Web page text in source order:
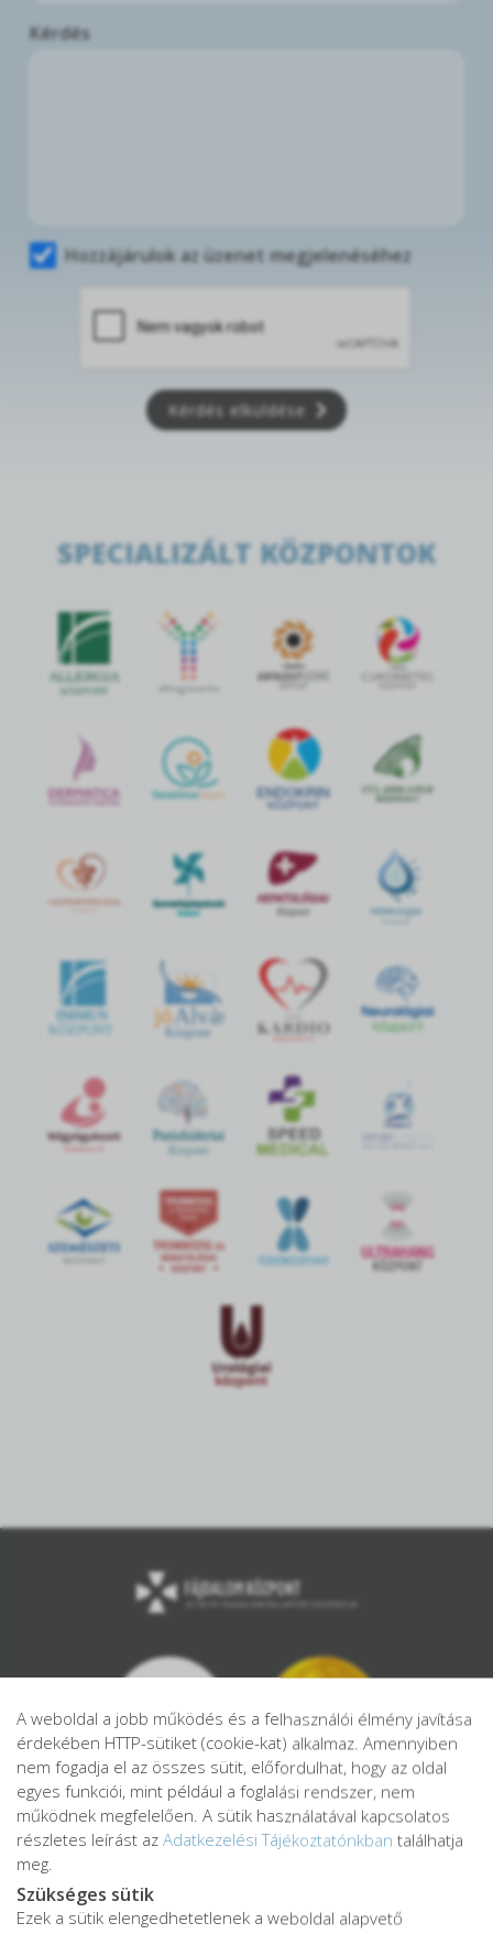
Kérdés
Hozzájárulok az üzenet megjelenéséhez
Kérdés elküldése
SPECIALIZÁLT KÖZPONTOK
IMMUN
KÖZPONT
jó Alvás
Központ
Adatkezelési tájékoztató
A weboldal a jobb működés és a felhasználói élmény javítása
érdekében HTTP-sütiket (cookie-kat) alkalmaz. Amennyiben
nem fogadja el az összes sütit, előfordulhat, hogy az oldal
egyes funkciói, mint például a foglalási rendszer, nem
működnek megfelelően. A sütik használatával kapcsolatos
részletes leírást az Adatkezelési Tájékoztatónkban találhatja
meg.
Szükséges sütik
Ezek a sütik elengedhetetlenek a weboldal alapvető